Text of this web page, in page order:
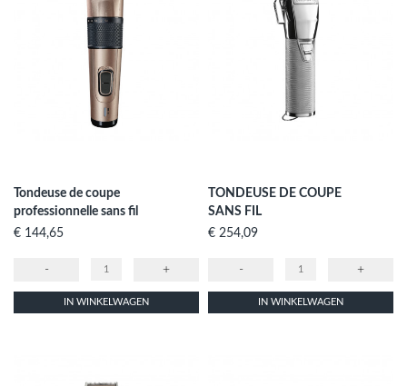
Tondeuse de coupe
professionnelle sans fil
Prijs
€ 144,65
- +
IN WINKELWAGEN
TONDEUSE DE COUPE
SANS FIL
Prijs
€ 254,09
- +
IN WINKELWAGEN